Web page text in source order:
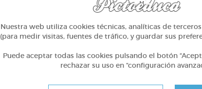
Nuestra web utiliza cookies técnicas, analíticas de
(para medir visitas, fuentes de tráfico, y guardar sus
Puede aceptar todas las cookies pulsando el botón
rechazar su uso en “configuración